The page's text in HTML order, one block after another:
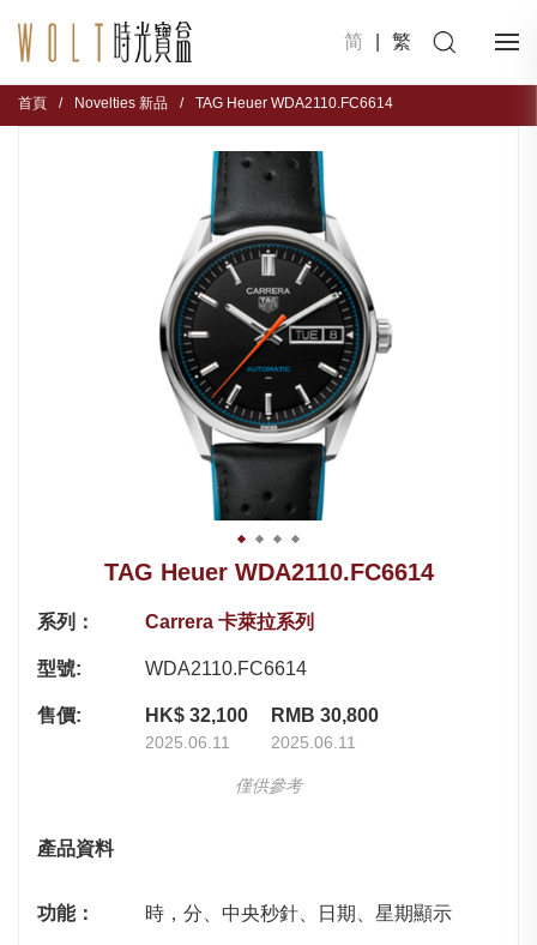
简 繁
首頁 / Novelties 新品 / TAG Heuer WDA2110.FC6614
TAG Heuer WDA2110.FC6614
系列： Carrera 卡萊拉系列
型號: WDA2110.FC6614
售價: HK$ 32,100
2025.06.11
RMB 30,800
2025.06.11
僅供參考
產品資料
功能： 時，分、中央秒針、日期、星期顯示